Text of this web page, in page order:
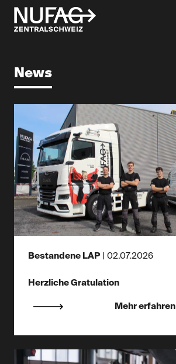
News
Bestandene LAP 02.07.2026
Herzliche Gratulation
Mehr erfahren